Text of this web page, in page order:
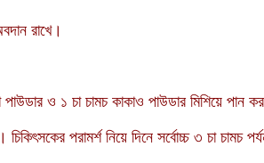
রাখে।
ও ১ চা চামচ কাকাও পাউডার মিশিয়ে পান
পরামর্শ নিয়ে দিনে সর্বোচ্চ ৩ চা চামচ